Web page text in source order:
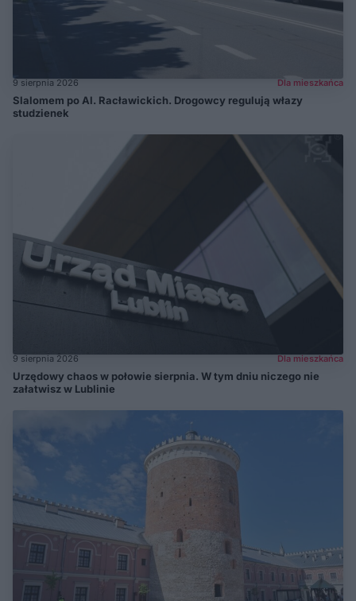
9 sierpnia 2026 Dla mieszkańca
Slalomem po Al. Racławickich. Drogowcy regulują włazy
studzienek
9 sierpnia 2026 Dla mieszkańca
Urzędowy chaos w połowie sierpnia. W tym dniu niczego nie
załatwisz w Lublinie